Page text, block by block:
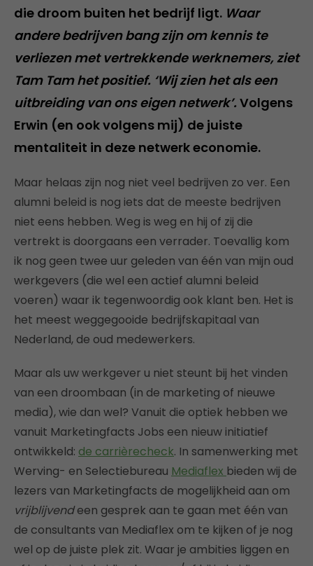
die droom buiten het bedrijf ligt. Waar
andere bedrijven bang zijn om kennis te
verliezen met vertrekkende werknemers, ziet
Tam Tam het positief. ‘Wij zien het als een
uitbreiding van ons eigen netwerk’. Volgens
Erwin (en ook volgens mij) de juiste
mentaliteit in deze netwerk economie.
Maar helaas zijn nog niet veel bedrijven zo ver. Een
alumni beleid is nog iets dat de meeste bedrijven
niet eens hebben. Weg is weg en hij of zij die
vertrekt is doorgaans een verrader. Toevallig kom
ik nog geen twee uur geleden van één van mijn oud
werkgevers (die wel een actief alumni beleid
voeren) waar ik tegenwoordig ook klant ben. Het is
het meest weggegooide bedrijfskapitaal van
Nederland, de oud medewerkers.
Maar als uw werkgever u niet steunt bij het vinden
van een droombaan (in de marketing of nieuwe
media), wie dan wel? Vanuit die optiek hebben we
vanuit Marketingfacts Jobs een nieuw initiatief
ontwikkeld: de carrièrecheck. In samenwerking met
Werving- en Selectiebureau Mediaflex bieden wij de
lezers van Marketingfacts de mogelijkheid aan om
vrijblijvendeen gesprek aan te gaan met één van
de consultants van Mediaflex om te kijken of je nog
wel op de juiste plek zit. Waar je ambities liggen en